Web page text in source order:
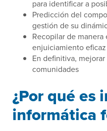
para identificar a
Predicción del
gestión de su
Recopilar de manera
enjuiciamiento
En definitiva,
comunidades
¿Por qué es
informática